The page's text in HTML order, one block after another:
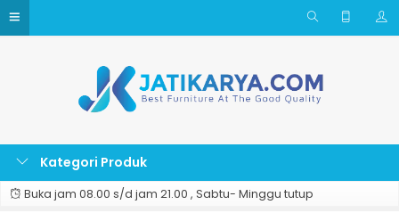
Kategori Produk
Buka jam 08.00 s/d jam 21.00 , Sabtu- Minggu tutup